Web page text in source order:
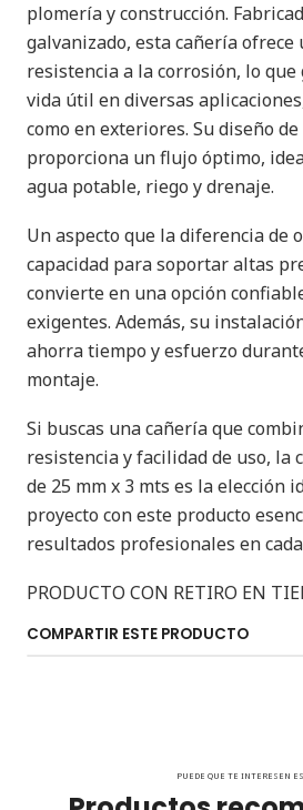
plomería y construcción.
galvanizado, esta cañería ofrece
resistencia a la corrosión, lo
vida útil en diversas
como en exteriores. Su diseño
proporciona un flujo óptimo,
agua potable, riego y drenaje.
Un aspecto que la diferencia de
capacidad para soportar altas
convierte en una opción
exigentes. Además, su
ahorra tiempo y esfuerzo
montaje.
Si buscas una cañería que
resistencia y facilidad de uso, la
de 25 mm x 3 mts es la elección
proyecto con este producto
resultados profesionales en
PRODUCTO CON RETIRO EN
COMPARTIR ESTE PRODUCTO
PUEDE QUE TE INTERESEN